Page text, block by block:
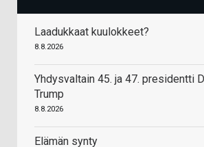
Laadukkaat kuulokkeet?
8.8.2026
Yhdysvaltain 45. ja 47. presidentti
Trump
8.8.2026
Elämän synty